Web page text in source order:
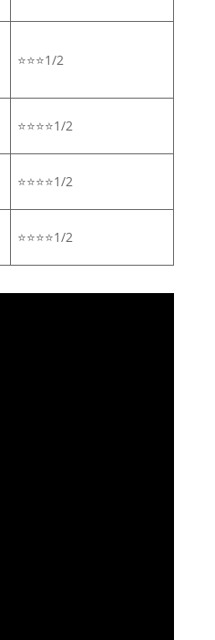
⭐⭐⭐1/2
⭐⭐⭐⭐1/2
⭐⭐⭐⭐1/2
⭐⭐⭐⭐1/2